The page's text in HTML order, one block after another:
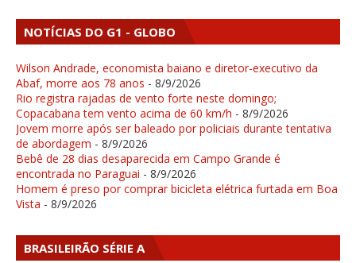
NOTÍCIAS DO G1 - GLOBO
Wilson Andrade, economista baiano e diretor-executivo da
Abaf, morre aos 78 anos - 8/9/2026
Rio registra rajadas de vento forte neste domingo;
Copacabana tem vento acima de 60 km/h - 8/9/2026
Jovem morre após ser baleado por policiais durante tentativa
de abordagem - 8/9/2026
Bebê de 28 dias desaparecida em Campo Grande é
encontrada no Paraguai - 8/9/2026
Homem é preso por comprar bicicleta elétrica furtada em Boa
Vista - 8/9/2026
BRASILEIRÃO SÉRIE A